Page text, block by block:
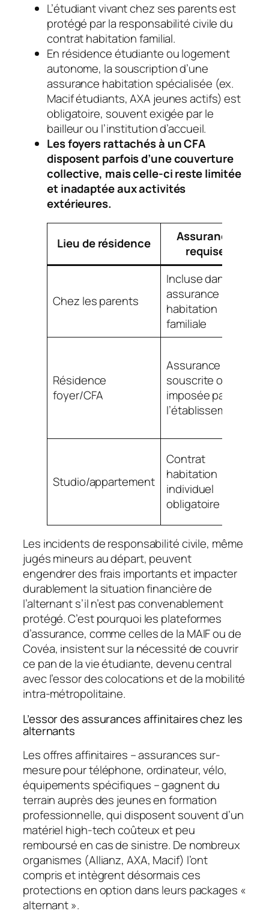
L’étudiant vivant chez ses parents est
protégé par la responsabilité civile du
contrat habitation familial.
En résidence étudiante ou logement
autonome, la souscription d’une
assurance habitation spécialisée (ex.
Macif étudiants, AXA jeunes actifs) est
obligatoire, souvent exigée par le
bailleur ou l’institution d’accueil.
Les foyers rattachés à un CFA
disposent parfois d’une couverture
collective, mais celle-ci reste limitée
et inadaptée aux activités
extérieures.
Lieu de résidence
Assurance
requise
Chez les parents
Incluse dans
assurance
habitation
familiale
Résidence
foyer/CFA
Assurance
souscrite ou
imposée par
l’établissement
Studio/appartement
Contrat
habitation
individuel
obligatoire
Les incidents de responsabilité civile, même
jugés mineurs au départ, peuvent
engendrer des frais importants et impacter
durablement la situation financière de
l’alternant s’il n’est pas convenablement
protégé. C’est pourquoi les plateformes
d’assurance, comme celles de la MAIF ou de
Covéa, insistent sur la nécessité de couvrir
ce pan de la vie étudiante, devenu central
avec l’essor des colocations et de la mobilité
intra-métropolitaine.
L’essor des assurances affinitaires chez les
alternants
Les offres affinitaires – assurances sur-
mesure pour téléphone, ordinateur, vélo,
équipements spécifiques – gagnent du
terrain auprès des jeunes en formation
professionnelle, qui disposent souvent d’un
matériel high-tech coûteux et peu
remboursé en cas de sinistre. De nombreux
organismes (Allianz, AXA, Macif) l’ont
compris et intègrent désormais ces
protections en option dans leurs packages «
alternant ».